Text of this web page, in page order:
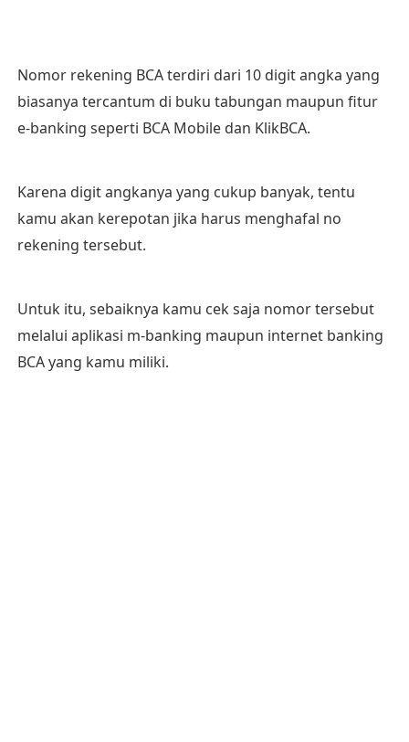
Nomor rekening BCA terdiri dari 10 digit angka yang
biasanya tercantum di buku tabungan maupun fitur
e-banking seperti BCA Mobile dan KlikBCA.
Karena digit angkanya yang cukup banyak, tentu
kamu akan kerepotan jika harus menghafal no
rekening tersebut.
Untuk itu, sebaiknya kamu cek saja nomor tersebut
melalui aplikasi m-banking maupun internet banking
BCA yang kamu miliki.